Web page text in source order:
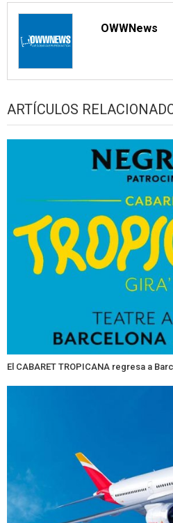
OWWNews
ARTÍCULOS
El CABARET TROPICANA regresa a